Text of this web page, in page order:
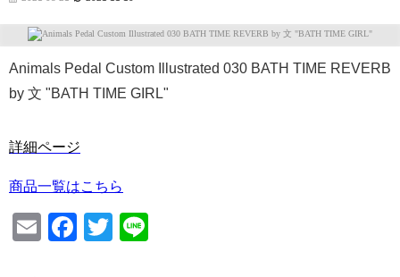
Animals Pedal Custom Illustrated 030 BATH TIME REVERB
by 文 "BATH TIME GIRL"
詳細ページ
商品一覧はこちら
EmailFacebook
Twitter